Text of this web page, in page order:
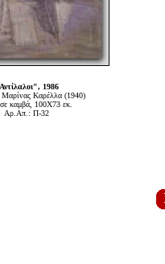
1986
Μαρίνας Καρέλλα (1940)
καμβά, 100Χ73 εκ.
Αρ.Απ.: Π-32